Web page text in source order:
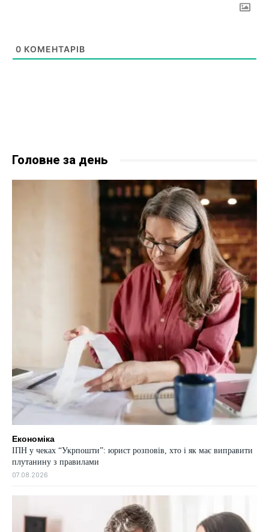
0 КОМЕНТАРІВ
Головне за день
Економіка
ІПН у чеках “Укрпошти”: юрист розповів, хто і як має виправити
плутанину з правилами
07.08.2026